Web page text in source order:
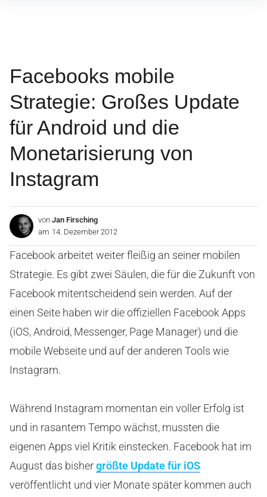
Facebooks mobile
Strategie: Großes Update
für Android und die
Monetarisierung von
Instagram
von Jan Firsching
am 14. Dezember 2012
Facebook arbeitet weiter fleißig an seiner mobilen
Strategie. Es gibt zwei Säulen, die für die Zukunft von
Facebook mitentscheidend sein werden. Auf der
einen Seite haben wir die offiziellen Facebook Apps
(iOS, Android, Messenger, Page Manager) und die
mobile Webseite und auf der anderen Tools wie
Instagram.
Während Instagram momentan ein voller Erfolg ist
und in rasantem Tempo wächst, mussten die
eigenen Apps viel Kritik einstecken. Facebook hat im
August das bishergrößte Update für iOS
veröffentlicht und vier Monate später kommen auch